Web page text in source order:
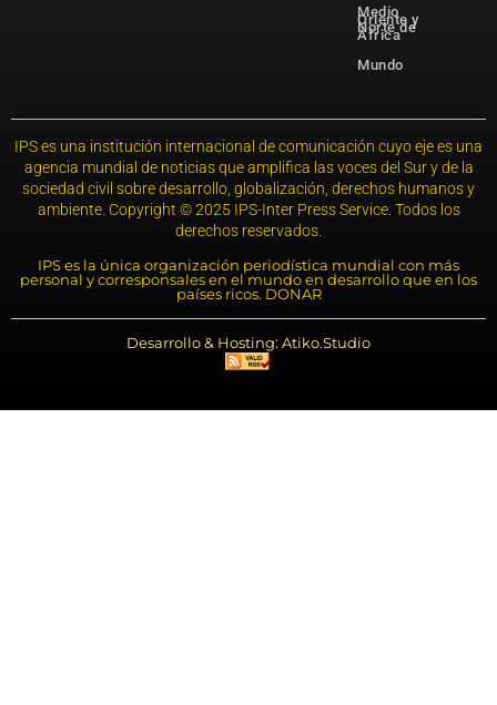
Medio
Oriente y
Norte de
África
Mundo
IPS es una institución internacional de comunicación cuyo eje es una
agencia mundial de noticias que amplifica las voces del Sur y de la
sociedad civil sobre desarrollo, globalización, derechos humanos y
ambiente. Copyright © 2025 IPS-Inter Press Service. Todos los
derechos reservados.
IPS es la única organización periodística mundial con más
personal y corresponsales en el mundo en desarrollo que en los
países ricos. DONAR
Desarrollo & Hosting: Atiko.Studio